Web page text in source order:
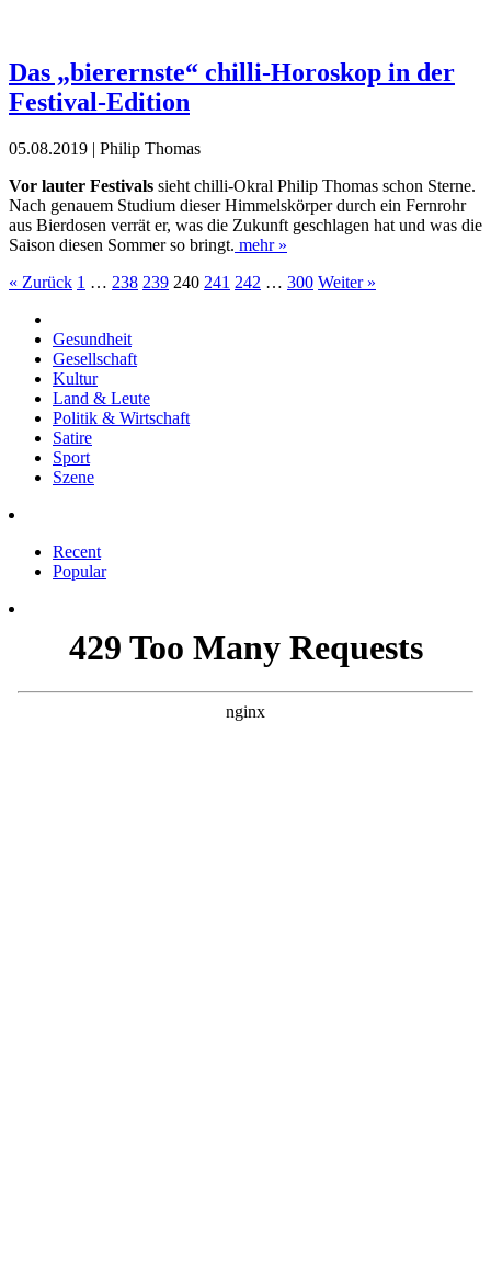
Das „bierernste“ chilli-Horoskop in der
Festival-Edition
05.08.2019 | Philip Thomas
Vor lauter Festivals sieht chilli-Okral Philip Thomas schon Sterne.
Nach genauem Studium dieser Himmelskörper durch ein Fernrohr
aus Bierdosen verrät er, was die Zukunft geschlagen hat und was die
Saison diesen Sommer so bringt. mehr »
« Zurück 1 … 238 239 240 241 242 … 300 Weiter »
Gesundheit
Gesellschaft
Kultur
Land & Leute
Politik & Wirtschaft
Satire
Sport
Szene
Recent
Popular